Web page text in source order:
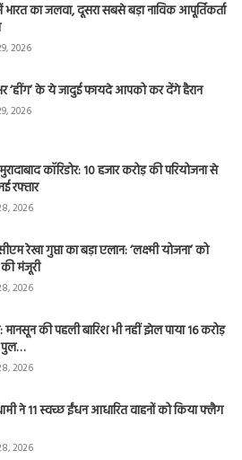
भारत का जलवा, दूसरा सबसे बड़ा नाविक आपूर्तिकर्ता
2026
‘हींग’ के ये जादुई फायदे आपको कर देंगे हैरान
2026
कॉरिडोर: 10 हजार करोड़ की परियोजना से
रफ्तार
2026
रेखा गुप्ता का बड़ा एलान: ‘लक्ष्मी योजना’ को
मंजूरी
2026
मानसून की पहली बारिश भी नहीं झेल पाया 16 करोड़
पुल…
2026
ने 11 स्वच्छ ईंधन आधारित वाहनों को किया फ्लैग
2026